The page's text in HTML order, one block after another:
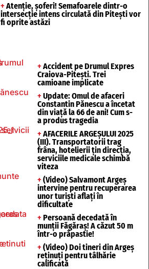
+ Atenție, șoferi! Semafoarele dintr-o
intersecție intens circulată din Pitești vor
fi oprite astăzi
+ Accident pe Drumul Expres
Craiova-Pitești. Trei
camioane implicate
+ Update: Omul de afaceri
Constantin Pănescu a încetat
din viață la 66 de ani! Cum s-
a produs tragedia
+ AFACERILE ARGEȘULUI 2025
(III). Transportatorii trag
frâna, hotelierii țin direcția,
serviciile medicale schimbă
viteza
+ (Video) Salvamont Argeș
intervine pentru recuperarea
unor turişti aflaţi în
dificultate
+ Persoană decedată în
munții Făgăraș! A căzut 50 m
într-o prăpastie!
+ (Video) Doi tineri din Argeș
reținuți pentru tâlhărie
calificată